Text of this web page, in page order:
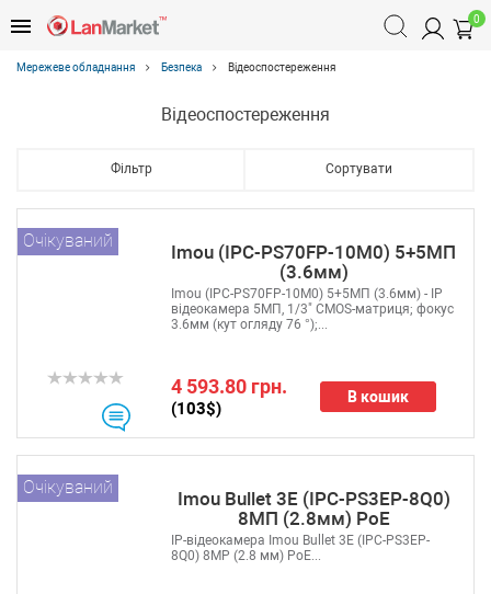
0
Мережеве обладнання Безпека Відеоспостереження
Відеоспостереження
Фільтр Сортувати
Imou (IPC-PS70FP-10M0) 5+5МП
(3.6мм)
Очікуваний
4 593.80 грн.
(103$)
В кошик
Imou (IPC-PS70FP-10M0) 5+5МП (3.6мм) - IP
відеокамера 5МП, 1/3" CMOS-матриця; фокус
3.6мм (кут огляду 76 °);...
Imou Bullet 3E (IPC-PS3EP-8Q0)
8МП (2.8мм) PoE
Очікуваний
IP-відеокамера Imou Bullet 3E (IPC-PS3EP-
8Q0) 8MP (2.8 мм) PoE...